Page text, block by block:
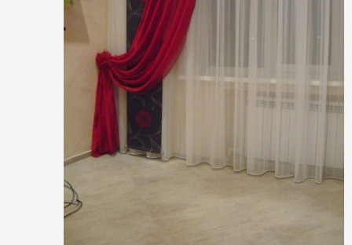
Отзывы
Дизайнерам
Контакты
+7 (4822) 453-534